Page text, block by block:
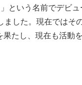
という名前でデビ
した。現在ではそ
たし、現在も活動を